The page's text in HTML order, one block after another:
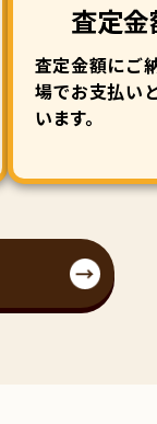
査定
査定金額にご
場でお支払い
います。